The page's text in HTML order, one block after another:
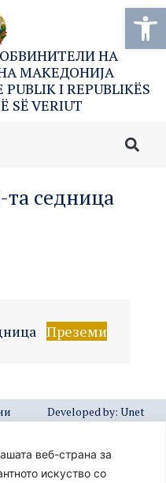
веб-страна за
искуство со
НА
МАКЕДОНИЈА
PUBLIK I REPUBLIKËS
SË VERIUT
седница
Преземи
Developed by:Unet